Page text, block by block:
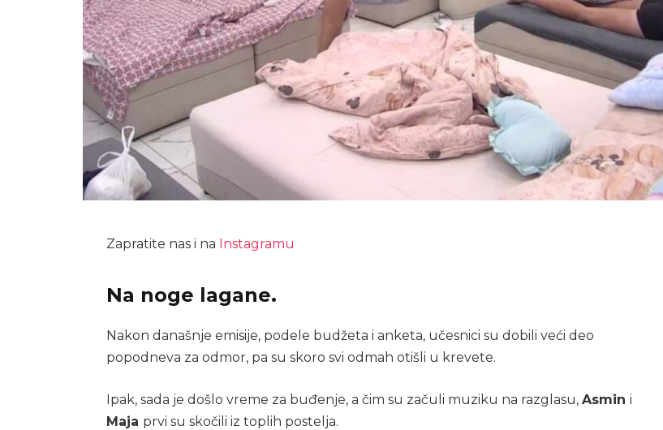
Zapratite nas i na Instagramu
Na noge lagane.
Nakon današnje emisije, podele budžeta i anketa, učesnici su dobili veći deo
popodneva za odmor, pa su skoro svi odmah otišli u krevete.
Ipak, sada je došlo vreme za buđenje, a čim su začuli muziku na razglasu,Asmini
Maja prvi su skočili iz toplih postelja.